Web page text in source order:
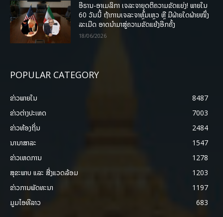
ອີຣານ-ອາເມລິກາ ເຈລະຈາຍຸດຕິຄວາມຂັດແຍ່ງ! ພາຍໃນ
60 ວັນນີ້ ຖ້າການເຈລະຈາຫຼົ້ມເຫຼວ ຫຼື ມີຝ່າຍໃດຝ່າຍໜຶ່ງ
ລະເມີດ ອາດນໍາມາສູ່ຄວາມຂັດແຍ້ງອີກຄັ້ງ
18/06/2026
POPULAR CATEGORY
ຂ່າວພາຍ​ໃນ
8487
ຂ່າວຕ່າງປະເທດ
7003
ຂ່າວທ້ອງຖິ່ນ
2484
ນານາສາລະ
1547
ຂ່າວເຫດການ
1278
ສຸຂະພາບ ແລະ ສີ່ງແວດລ້ອມ
1203
ຂ່າວການພັດທະນາ
1197
ມູມໄອທີລາວ
683